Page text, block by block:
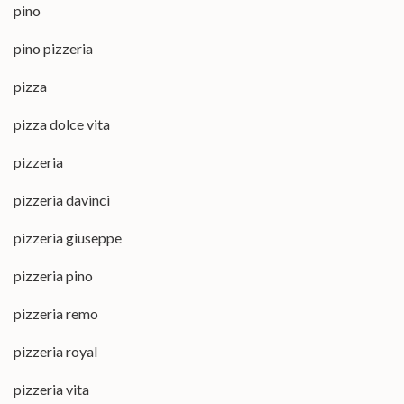
pino
pino pizzeria
pizza
pizza dolce vita
pizzeria
pizzeria davinci
pizzeria giuseppe
pizzeria pino
pizzeria remo
pizzeria royal
pizzeria vita